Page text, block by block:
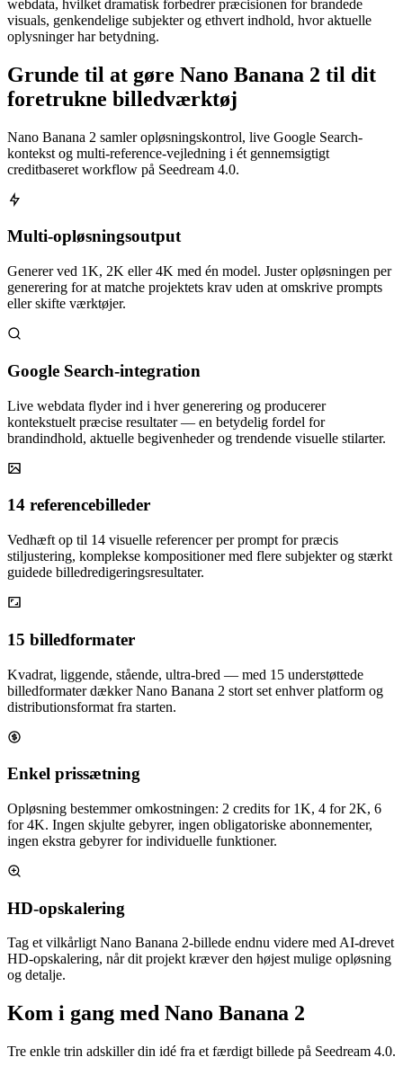
webdata, hvilket dramatisk forbedrer præcisionen for brandede
visuals, genkendelige subjekter og ethvert indhold, hvor aktuelle
oplysninger har betydning.
Grunde til at gøre Nano Banana 2 til dit
foretrukne billedværktøj
Nano Banana 2 samler opløsningskontrol, live Google Search-
kontekst og multi-reference-vejledning i ét gennemsigtigt
creditbaseret workflow på Seedream 4.0.
Multi-opløsningsoutput
Generer ved 1K, 2K eller 4K med én model. Juster opløsningen per
generering for at matche projektets krav uden at omskrive prompts
eller skifte værktøjer.
Google Search-integration
Live webdata flyder ind i hver generering og producerer
kontekstuelt præcise resultater — en betydelig fordel for
brandindhold, aktuelle begivenheder og trendende visuelle stilarter.
14 referencebilleder
Vedhæft op til 14 visuelle referencer per prompt for præcis
stiljustering, komplekse kompositioner med flere subjekter og stærkt
guidede billedredigeringsresultater.
15 billedformater
Kvadrat, liggende, stående, ultra-bred — med 15 understøttede
billedformater dækker Nano Banana 2 stort set enhver platform og
distributionsformat fra starten.
Enkel prissætning
Opløsning bestemmer omkostningen: 2 credits for 1K, 4 for 2K, 6
for 4K. Ingen skjulte gebyrer, ingen obligatoriske abonnementer,
ingen ekstra gebyrer for individuelle funktioner.
HD-opskalering
Tag et vilkårligt Nano Banana 2-billede endnu videre med AI-drevet
HD-opskalering, når dit projekt kræver den højest mulige opløsning
og detalje.
Kom i gang med Nano Banana 2
Tre enkle trin adskiller din idé fra et færdigt billede på Seedream 4.0.